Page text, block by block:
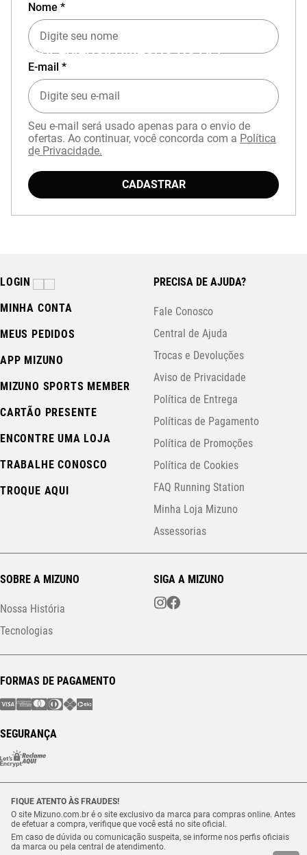
EXPERIÊNCIA MIZUNO NO APP
Baixe o aplicativo Mizuno e garanta
com cupom
APP15.
Nome *
E-mail *
Seu e-mail será usado apenas para o envio de
ofertas. Ao continuar, você concorda com a Política
de Privacidade.
CADASTRAR
LOGIN
MINHA CONTA
MEUS PEDIDOS
APP MIZUNO
MIZUNO SPORTS MEMBER
CARTÃO PRESENTE
ENCONTRE UMA LOJA
TRABALHE CONOSCO
TROQUE AQUI
PRECISA DE AJUDA?
Fale Conosco
Central de Ajuda
Trocas e Devoluções
Aviso de Privacidade
Política de Entrega
Políticas de Pagamento
Política de Promoções
Política de Cookies
FAQ Running Station
Minha Loja Mizuno
Assessorias
SOBRE A MIZUNO
Nossa História
Tecnologias
SIGA A MIZUNO
FORMAS DE PAGAMENTO
SEGURANÇA
FIQUE ATENTO ÀS FRAUDES!
O site Mizuno.com.br é o site exclusivo da marca para compras online. Antes
de efetuar a compra, verifique que você está no site oficial.
Em caso de dúvida ou comunicação suspeita, se informe nos perfis oficiais
da marca ou pela central de atendimento.